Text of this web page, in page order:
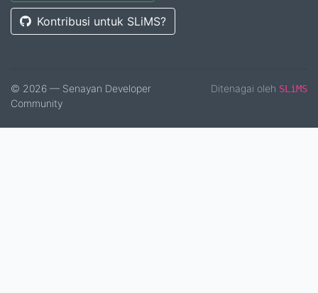
Kontribusi untuk SLiMS?
© 2026 — Senayan Developer
Community
Ditenagai oleh SLiMS